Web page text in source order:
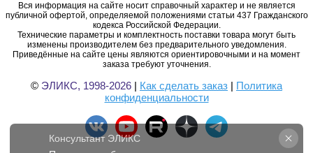
Вся информация на сайте носит справочный характер и не является
публичной офертой, определяемой положениями статьи 437 Гражданского
кодекса Российской Федерации.
Технические параметры и комплектность поставки товара могут быть
изменены производителем без предварительного уведомления.
Приведённые на сайте цены являются ориентировочными и на момент
заказа требуют уточнения.
© ЭЛИКС, 1998-2026 | Как сделать заказ | Политика
конфиденциальности
Консультант ЭЛИКС
Печатает сообщение...